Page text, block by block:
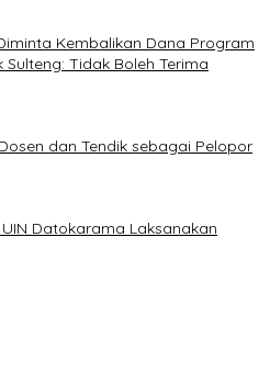
Kembalikan Dana Program
Tidak Boleh Terima
dan Tendik sebagai Pelopor
Datokarama Laksanakan